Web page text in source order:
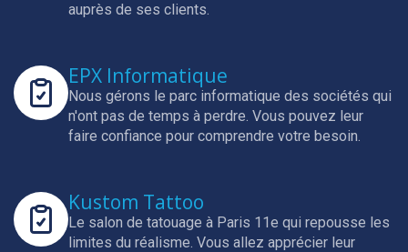
auprès de ses clients.
EPX Informatique
Nous gérons le parc informatique des sociétés qui
n'ont pas de temps à perdre. Vous pouvez leur
faire confiance pour comprendre votre besoin.
Kustom Tattoo
Le salon de tatouage à Paris 11e qui repousse les
limites du réalisme. Vous allez apprécier leur